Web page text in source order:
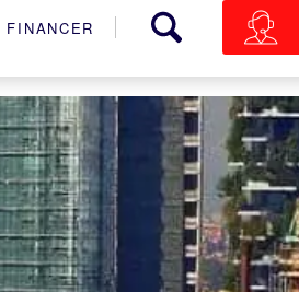
FINANCER